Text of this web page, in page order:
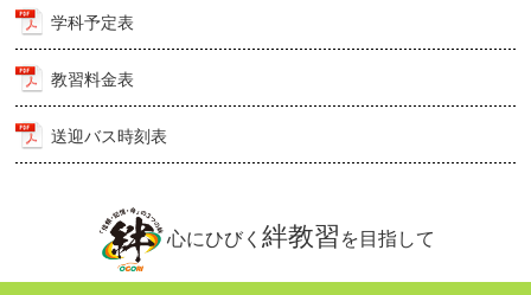
学科予定表
教習料金表
送迎バス時刻表
心にひびく 絆教習 を目指して